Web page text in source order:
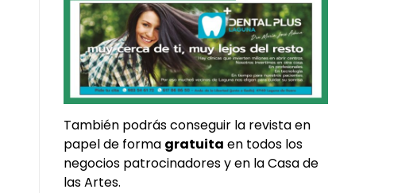
También podrás conseguir la revista en
papel de forma gratuita en todos los
negocios patrocinadores y en la Casa de
las Artes.